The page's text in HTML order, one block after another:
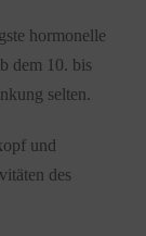
hormonelle
dem 10. bis
selten.
und
des